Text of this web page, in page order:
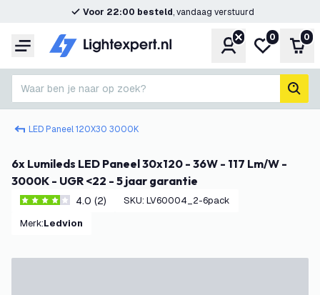
Voor 22:00 besteld, vandaag verstuurd
Menu Account
Mijn
0 0
Waar ben je naar op zoek?
LED Paneel 120X30 3000K
6x Lumileds LED Paneel 30x120 - 36W - 117 Lm/W -
3000K - UGR <22 - 5 jaar garantie
4 score sterren4.0 (2) SKU: LV60004_2-6pack
Merk: Ledvion